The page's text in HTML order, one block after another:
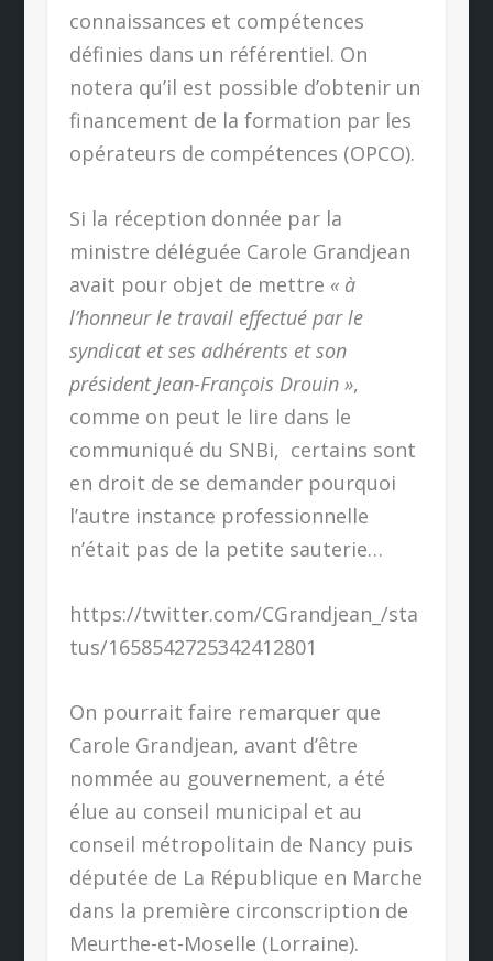
connaissances et compétences
définies dans un référentiel. On
notera qu’il est possible d’obtenir un
financement de la formation par les
opérateurs de compétences (OPCO).
Si la réception donnée par la
ministre déléguée Carole Grandjean
avait pour objet de mettre « à
l’honneur le travail effectué par le
syndicat et ses adhérents et son
président Jean-François Drouin »,
comme on peut le lire dans le
communiqué du SNBi, certains sont
en droit de se demander pourquoi
l’autre instance professionnelle
n’était pas de la petite sauterie…
https://twitter.com/CGrandjean_/sta
tus/1658542725342412801
On pourrait faire remarquer que
Carole Grandjean, avant d’être
nommée au gouvernement, a été
élue au conseil municipal et au
conseil métropolitain de Nancy puis
députée de La République en Marche
dans la première circonscription de
Meurthe-et-Moselle (Lorraine).